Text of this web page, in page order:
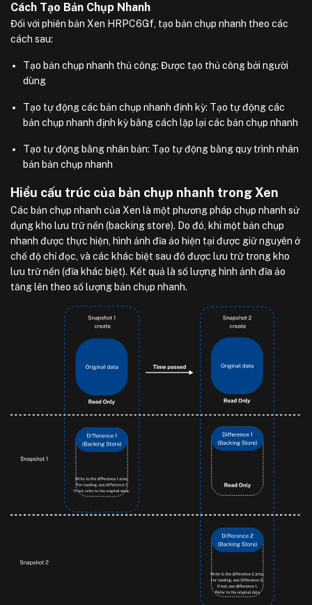
Cách Tạo Bản Chụp Nhanh
Đối với phiên bản Xen HRPC6Gf, tạo bản chụp nhanh theo các
cách sau:
Tạo bản chụp nhanh thủ công: Được tạo thủ công bởi người
dùng
Tạo tự động các bản chụp nhanh định kỳ: Tạo tự động các
bản chụp nhanh định kỳ bằng cách lặp lại các bản chụp nhanh
Tạo tự động bằng nhân bản: Tạo tự động bằng quy trình nhân
bản bản chụp nhanh
Hiểu cấu trúc của bản chụp nhanh trong Xen
Các bản chụp nhanh của Xen là một phương pháp chụp nhanh sử
dụng kho lưu trữ nền (backing store). Do đó, khi một bản chụp
nhanh được thực hiện, hình ảnh đĩa ảo hiện tại được giữ nguyên ở
chế độ chỉ đọc, và các khác biệt sau đó được lưu trữ trong kho
lưu trữ nền (đĩa khác biệt). Kết quả là số lượng hình ảnh đĩa ảo
tăng lên theo số lượng bản chụp nhanh.